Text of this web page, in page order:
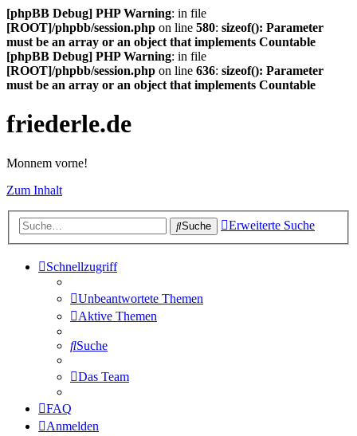
[phpBB Debug] PHP Warning: in file
[ROOT]/phpbb/session.php on line 580: sizeof(): Parameter
must be an array or an object that implements Countable
[phpBB Debug] PHP Warning: in file
[ROOT]/phpbb/session.php on line 636: sizeof(): Parameter
must be an array or an object that implements Countable
friederle.de
Monnem vorne!
Zum Inhalt
Suche Erweiterte Suche
Schnellzugriff
Unbeantwortete Themen
Aktive Themen
Suche
Das Team
FAQ
Anmelden